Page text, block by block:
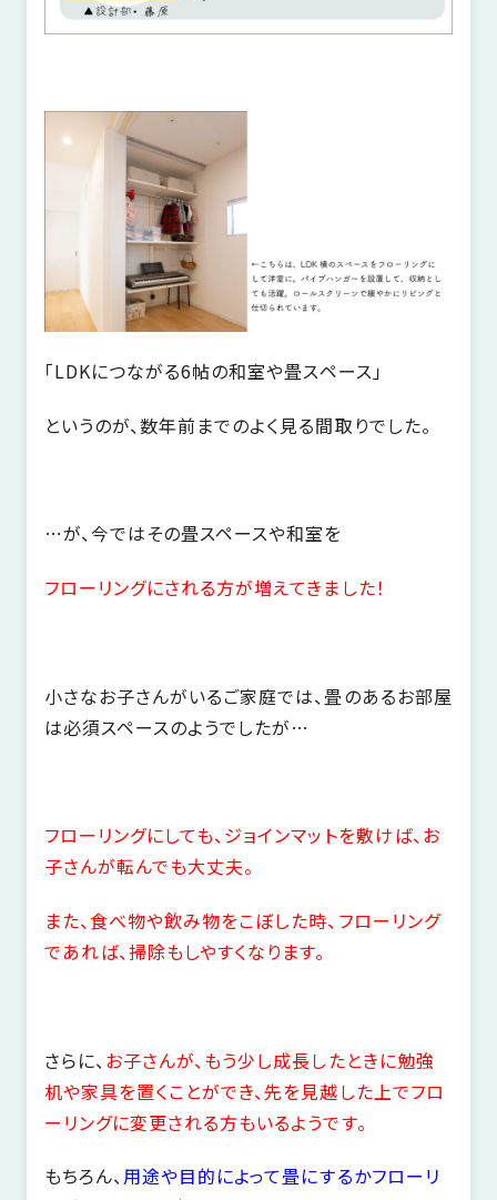
「LDKにつながる6帖の和室や畳スペース」
というのが、数年前までのよく見る間取りでした。
…が、今ではその畳スペースや和室を
フローリングにされる方が増えてきました！
小さなお子さんがいるご家庭では、畳のあるお部屋
は必須スペースのようでしたが…
フローリングにしても、ジョインマットを敷けば、お
子さんが転んでも大丈夫。
また、食べ物や飲み物をこぼした時、フローリング
であれば、掃除もしやすくなります。
さらに、 お子さんが、もう少し成長したときに勉強
机や家具を置くことができ、先を見越した上でフロ
ーリングに変更される方もいるようです。
もちろん、用途や目的によって畳にするかフローリ